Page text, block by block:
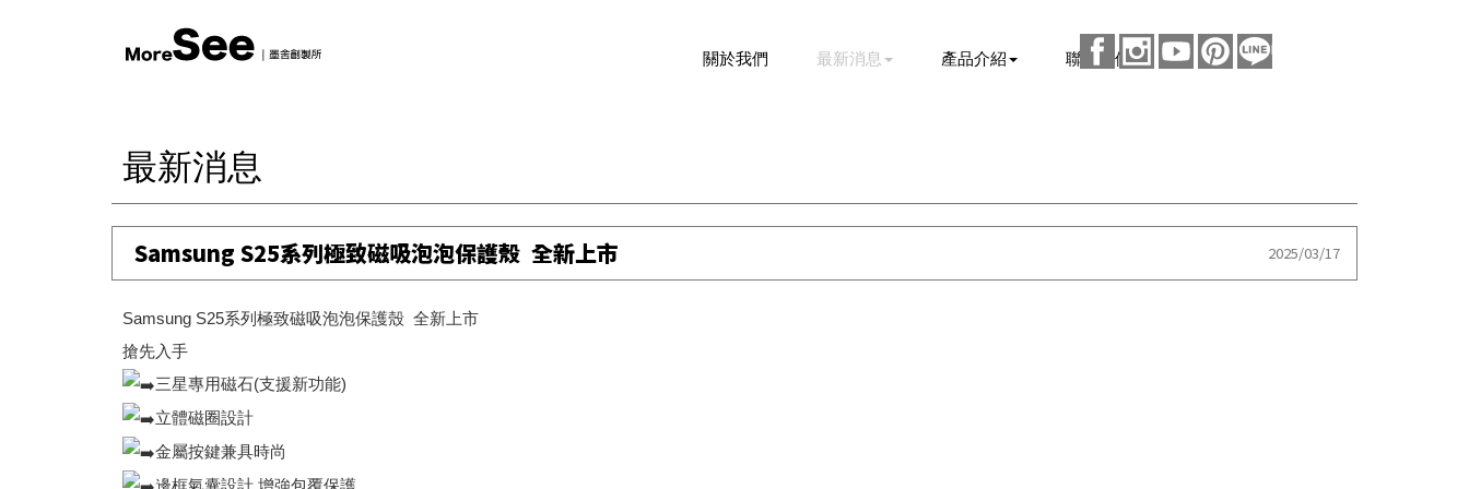
關於我們 最新消息 產品介紹 聯絡我們
最新消息
2025/03/17
Samsung S25系列極致磁吸泡泡保護殼 全新上市
Samsung S25系列極致磁吸泡泡保護殼 全新上市
搶先入手
三星專用磁石(支援新功能)
立體磁圈設計
金屬按鍵兼具時尚
邊框氣囊設計 增強包覆保護